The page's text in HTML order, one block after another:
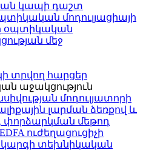
կապի դաշտ
մոդուլյացիայի
օպտիկական
մեջ
տրվող հարցեր
աջակցություն
մոդուլյատորի
լարման ձեռքով և
մեթոդ
EDFA ուժեղացուցիչի
տեխնիկական